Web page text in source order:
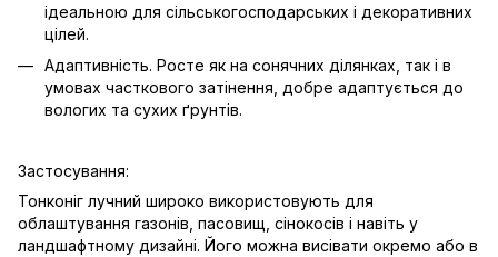
ідеальною для сільськогосподарських і декоративних
цілей.
Адаптивність. Росте як на сонячних ділянках, так і в
умовах часткового затінення, добре адаптується до
вологих та сухих ґрунтів.
Застосування:
Тонконіг лучний широко використовують для
облаштування газонів, пасовищ, сінокосів і навіть у
ландшафтному дизайні. Його можна висівати окремо або в